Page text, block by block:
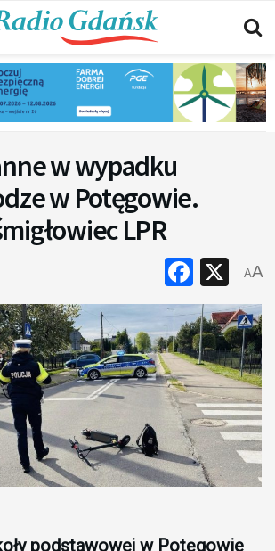
w wypadku
w Potęgowie.
LPR
X
AA
podstawowej w Potęgowie